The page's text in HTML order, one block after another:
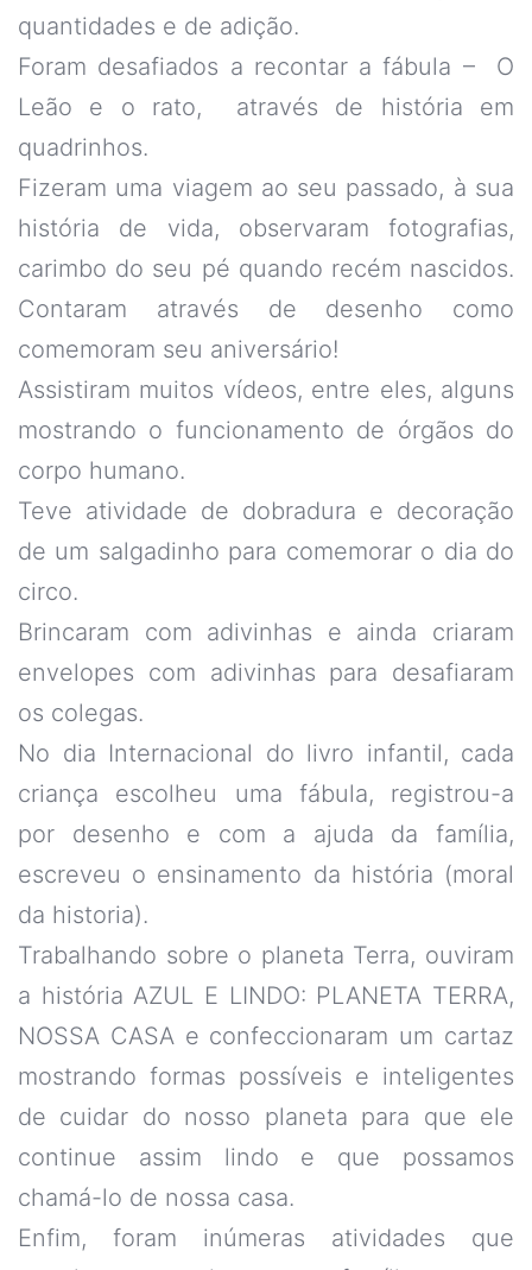
quantidades e de adição.
Foram desafiados a recontar a fábula – O
Leão e o rato, através de história em
quadrinhos.
Fizeram uma viagem ao seu passado, à sua
história de vida, observaram fotografias,
carimbo do seu pé quando recém nascidos.
Contaram através de desenho como
comemoram seu aniversário!
Assistiram muitos vídeos, entre eles, alguns
mostrando o funcionamento de órgãos do
corpo humano.
Teve atividade de dobradura e decoração
de um salgadinho para comemorar o dia do
circo.
Brincaram com adivinhas e ainda criaram
envelopes com adivinhas para desafiaram
os colegas.
No dia Internacional do livro infantil, cada
criança escolheu uma fábula, registrou-a
por desenho e com a ajuda da família,
escreveu o ensinamento da história (moral
da historia).
Trabalhando sobre o planeta Terra, ouviram
a história AZUL E LINDO: PLANETA TERRA,
NOSSA CASA e confeccionaram um cartaz
mostrando formas possíveis e inteligentes
de cuidar do nosso planeta para que ele
continue assim lindo e que possamos
chamá-lo de nossa casa.
Enfim, foram inúmeras atividades que